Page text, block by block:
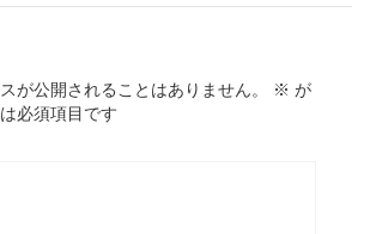
が公開されることはありません。 ※ が
必須項目です